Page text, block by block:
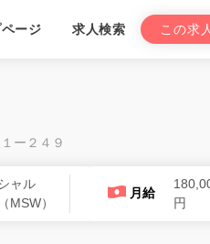
ージ 求人検索 この求
ー２４９
ャル
MSW）
月給
円